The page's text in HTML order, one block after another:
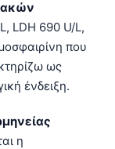
LDH 690 U/L,
που
ως
ένδειξη.
η